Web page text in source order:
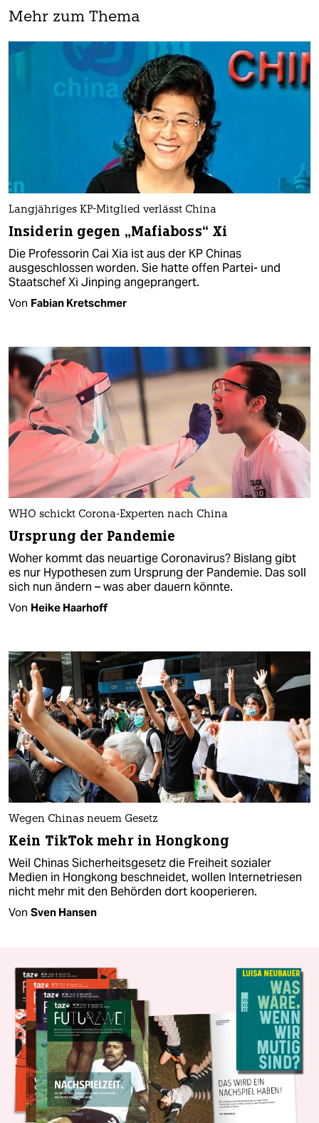
Mehr zum Thema
Langjähriges KP-Mitglied verlässt China
Insiderin gegen „Mafiaboss“ Xi
Die Professorin Cai Xia ist aus der KP Chinas
ausgeschlossen worden. Sie hatte offen Partei- und
Staatschef Xi Jinping angeprangert.
Von Fabian Kretschmer
WHO schickt Corona-Experten nach China
Ursprung der Pandemie
Woher kommt das neuartige Coronavirus? Bislang gibt
es nur Hypothesen zum Ursprung der Pandemie. Das soll
sich nun ändern – was aber dauern könnte.
Von Heike Haarhoff
Wegen Chinas neuem Gesetz
Kein TikTok mehr in Hongkong
Weil Chinas Sicherheitsgesetz die Freiheit sozialer
Medien in Hongkong beschneidet, wollen Internetriesen
nicht mehr mit den Behörden dort kooperieren.
Von Sven Hansen